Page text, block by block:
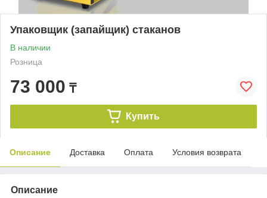
Упаковщик (запайщик) стаканов
В наличии
Розница
73 000 ₸
Купить
Описание Доставка Оплата Условия возврата
Описание